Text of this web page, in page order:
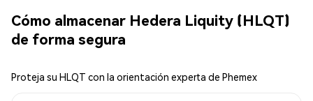
Cómo almacenar Hedera Liquity (HLQT)
de forma segura
Proteja su HLQT con la orientación experta de Phemex